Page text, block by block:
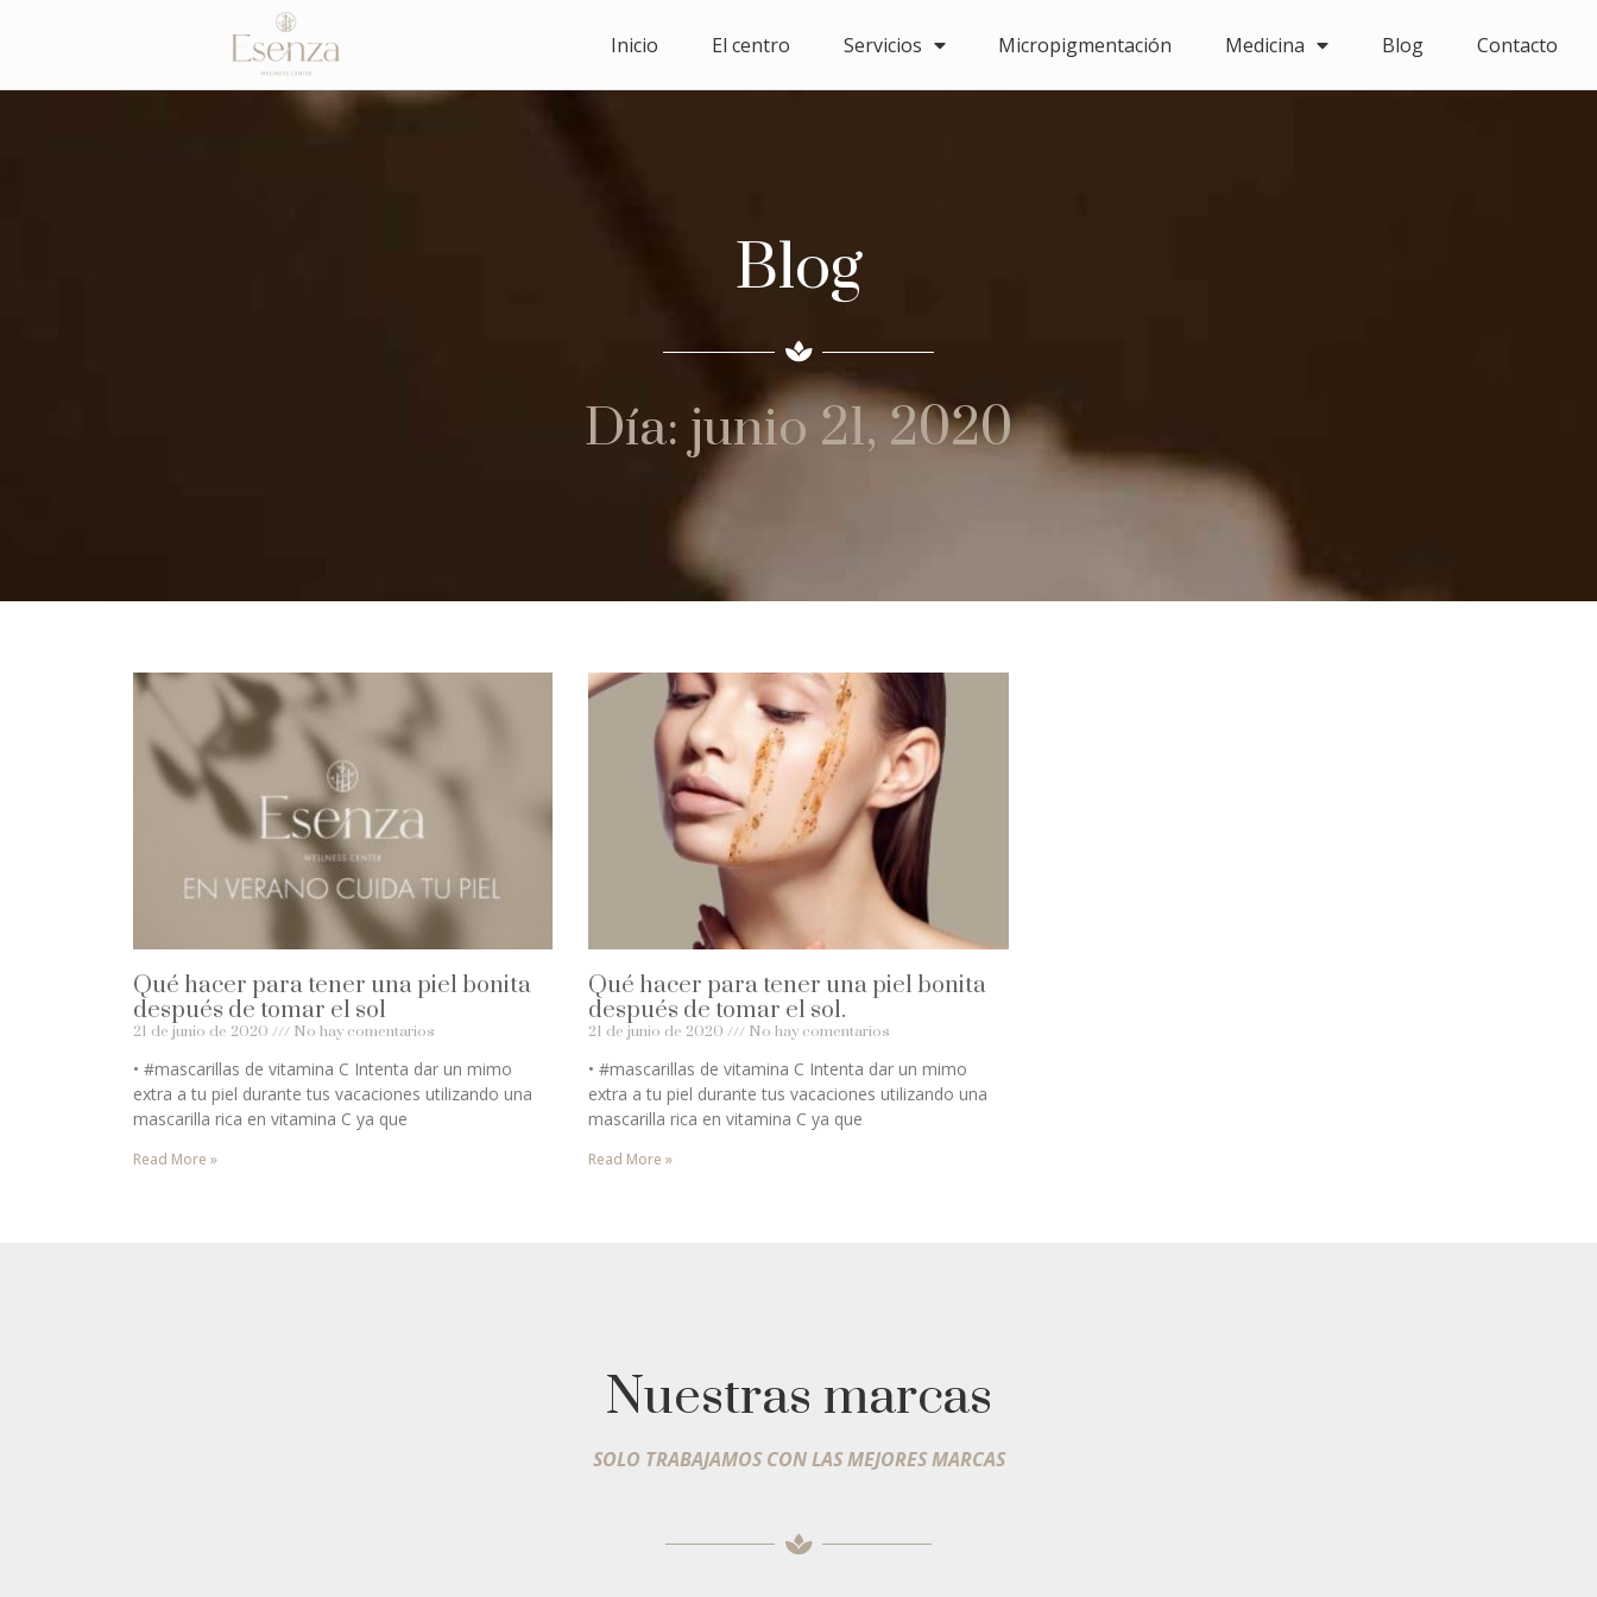
Inicio El centro Servicios Micropigmentación Medicina Blog Contacto
Blog
Día: junio 21, 2020
Qué hacer para tener una piel bonita
después de tomar el sol
21 de junio de 2020 No hay comentarios
• #mascarillas de vitamina C Intenta dar un mimo
extra a tu piel durante tus vacaciones utilizando una
mascarilla rica en vitamina C ya que
Read More »
Qué hacer para tener una piel bonita
después de tomar el sol.
21 de junio de 2020 No hay comentarios
• #mascarillas de vitamina C Intenta dar un mimo
extra a tu piel durante tus vacaciones utilizando una
mascarilla rica en vitamina C ya que
Read More »
Nuestras marcas
SOLO TRABAJAMOS CON LAS MEJORES MARCAS